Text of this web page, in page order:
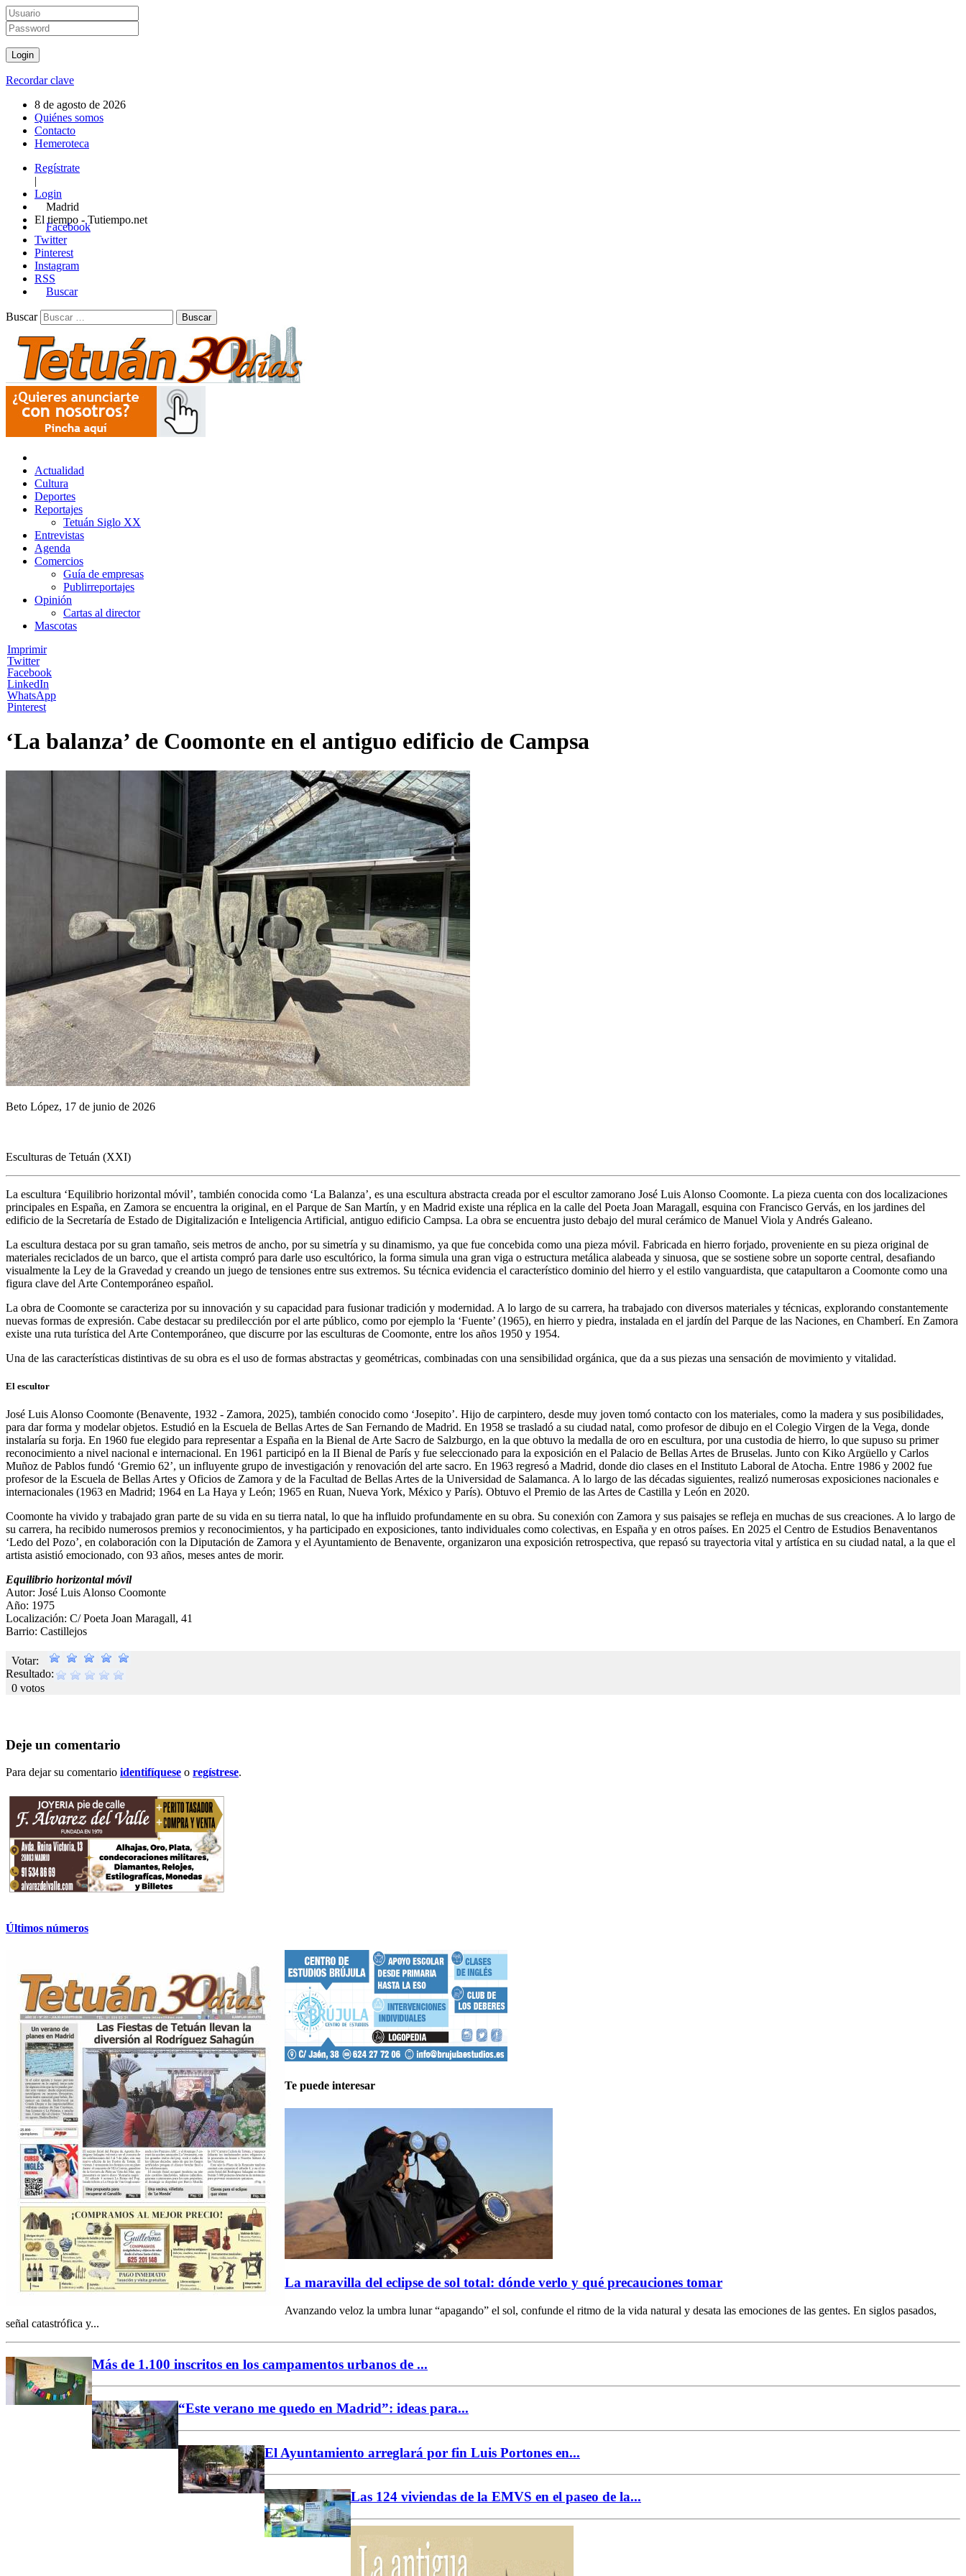
Recordar clave
8 de agosto de 2026
Quiénes somos
Contacto
Hemeroteca
Regístrate
|
Login
Madrid
El tiempo - Tutiempo.net
Facebook
Twitter
Pinterest
Instagram
RSS
Buscar
Buscar
Actualidad
Cultura
Deportes
Reportajes
Tetuán Siglo XX
Entrevistas
Agenda
Comercios
Guía de empresas
Publirreportajes
Opinión
Cartas al director
Mascotas
Imprimir
Twitter
Facebook
LinkedIn
WhatsApp
Pinterest
‘La balanza’ de Coomonte en el antiguo edificio de Campsa
Beto López, 17 de junio de 2026
Esculturas de Tetuán (XXI)
La escultura ‘Equilibrio horizontal móvil’, también conocida como ‘La Balanza’, es una escultura abstracta creada por el escultor zamorano José Luis Alonso Coomonte. La pieza cuenta con dos localizaciones
principales en España, en Zamora se encuentra la original, en el Parque de San Martín, y en Madrid existe una réplica en la calle del Poeta Joan Maragall, esquina con Francisco Gervás, en los jardines del
edificio de la Secretaría de Estado de Digitalización e Inteligencia Artificial, antiguo edificio Campsa. La obra se encuentra justo debajo del mural cerámico de Manuel Viola y Andrés Galeano.
La escultura destaca por su gran tamaño, seis metros de ancho, por su simetría y su dinamismo, ya que fue concebida como una pieza móvil. Fabricada en hierro forjado, proveniente en su pieza original de
materiales reciclados de un barco, que el artista compró para darle uso escultórico, la forma simula una gran viga o estructura metálica alabeada y sinuosa, que se sostiene sobre un soporte central, desafiando
visualmente la Ley de la Gravedad y creando un juego de tensiones entre sus extremos. Su técnica evidencia el característico dominio del hierro y el estilo vanguardista, que catapultaron a Coomonte como una
figura clave del Arte Contemporáneo español.
La obra de Coomonte se caracteriza por su innovación y su capacidad para fusionar tradición y modernidad. A lo largo de su carrera, ha trabajado con diversos materiales y técnicas, explorando constantemente
nuevas formas de expresión. Cabe destacar su predilección por el arte público, como por ejemplo la ‘Fuente’ (1965), en hierro y piedra, instalada en el jardín del Parque de las Naciones, en Chamberí. En Zamora
existe una ruta turística del Arte Contemporáneo, que discurre por las esculturas de Coomonte, entre los años 1950 y 1954.
Una de las características distintivas de su obra es el uso de formas abstractas y geométricas, combinadas con una sensibilidad orgánica, que da a sus piezas una sensación de movimiento y vitalidad.
El escultor
José Luis Alonso Coomonte (Benavente, 1932 - Zamora, 2025), también conocido como ‘Josepito’. Hijo de carpintero, desde muy joven tomó contacto con los materiales, como la madera y sus posibilidades,
para dar forma y modelar objetos. Estudió en la Escuela de Bellas Artes de San Fernando de Madrid. En 1958 se trasladó a su ciudad natal, como profesor de dibujo en el Colegio Virgen de la Vega, donde
instalaría su forja. En 1960 fue elegido para representar a España en la Bienal de Arte Sacro de Salzburgo, en la que obtuvo la medalla de oro en escultura, por una custodia de hierro, lo que supuso su primer
reconocimiento a nivel nacional e internacional. En 1961 participó en la II Bienal de París y fue seleccionado para la exposición en el Palacio de Bellas Artes de Bruselas. Junto con Kiko Argüello y Carlos
Muñoz de Pablos fundó ‘Gremio 62’, un influyente grupo de investigación y renovación del arte sacro. En 1963 regresó a Madrid, donde dio clases en el Instituto Laboral de Atocha. Entre 1986 y 2002 fue
profesor de la Escuela de Bellas Artes y Oficios de Zamora y de la Facultad de Bellas Artes de la Universidad de Salamanca. A lo largo de las décadas siguientes, realizó numerosas exposiciones nacionales e
internacionales (1963 en Madrid; 1964 en La Haya y León; 1965 en Ruan, Nueva York, México y París). Obtuvo el Premio de las Artes de Castilla y León en 2020.
Coomonte ha vivido y trabajado gran parte de su vida en su tierra natal, lo que ha influido profundamente en su obra. Su conexión con Zamora y sus paisajes se refleja en muchas de sus creaciones. A lo largo de
su carrera, ha recibido numerosos premios y reconocimientos, y ha participado en exposiciones, tanto individuales como colectivas, en España y en otros países. En 2025 el Centro de Estudios Benaventanos
‘Ledo del Pozo’, en colaboración con la Diputación de Zamora y el Ayuntamiento de Benavente, organizaron una exposición retrospectiva, que repasó su trayectoria vital y artística en su ciudad natal, a la que el
artista asistió emocionado, con 93 años, meses antes de morir.
Equilibrio horizontal móvil
Autor: José Luis Alonso Coomonte
Año: 1975
Localización: C/ Poeta Joan Maragall, 41
Barrio: Castillejos
Votar:
Resultado:
0 votos
Deje un comentario
Para dejar su comentario identifíquese o regístrese.
Últimos números
Te puede interesar
La maravilla del eclipse de sol total: dónde verlo y qué precauciones tomar
Avanzando veloz la umbra lunar “apagando” el sol, confunde el ritmo de la vida natural y desata las emociones de las gentes. En siglos pasados,
señal catastrófica y...
Más de 1.100 inscritos en los campamentos urbanos de ...
“Este verano me quedo en Madrid”: ideas para...
El Ayuntamiento arreglará por fin Luis Portones en...
Las 124 viviendas de la EMVS en el paseo de la...